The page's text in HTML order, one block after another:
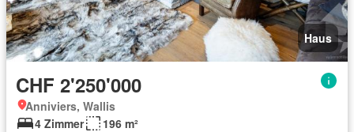
Haus
CHF 2'250'000
Anniviers, Wallis
4 Zimmer
196 m²